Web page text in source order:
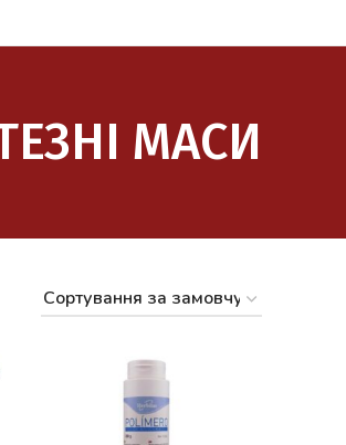
МАСИ